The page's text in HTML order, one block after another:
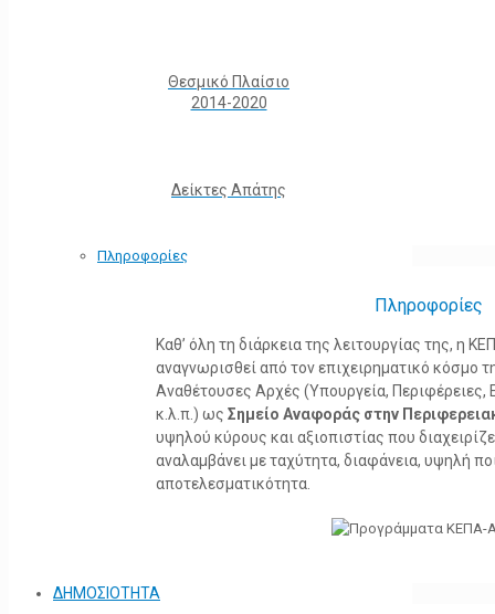
Θεσμικό Πλαίσιο
2014-2020
Δείκτες Απάτης
Πληροφορίες
Πληροφορίες
Καθ’ όλη τη διάρκεια της λειτουργίας της, η
αναγνωρισθεί από τον επιχειρηματικό κόσμο
Αναθέτουσες Αρχές (Υπουργεία, Περιφέρειες,
κ.λ.π.) ως Σημείο Αναφοράς στην
υψηλού κύρους και αξιοπιστίας που
αναλαμβάνει με ταχύτητα, διαφάνεια, υψηλή
αποτελεσματικότητα.
ΔΗΜΟΣΙΟΤΗΤΑ